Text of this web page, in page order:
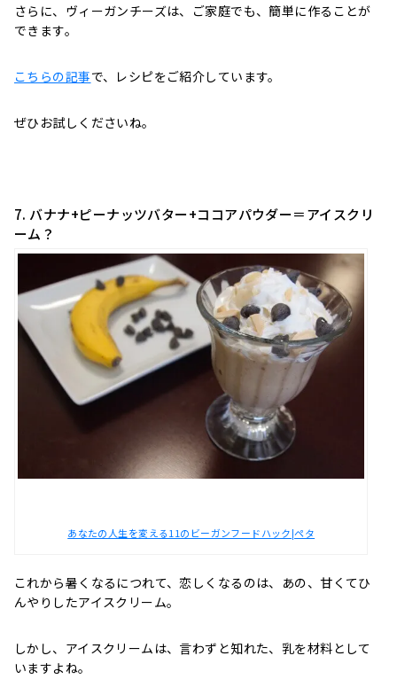
さらに、ヴィーガンチーズは、ご家庭でも、簡単に作ることが
できます。
こちらの記事で、レシピをご紹介しています。
ぜひお試しくださいね。
7. バナナ+ピーナッツバター+ココアパウダー＝アイスクリ
ーム？
あなたの人生を変える11のビーガンフードハック|ペタ
これから暑くなるにつれて、恋しくなるのは、あの、甘くてひ
んやりしたアイスクリーム。
しかし、アイスクリームは、言わずと知れた、乳を材料として
いますよね。